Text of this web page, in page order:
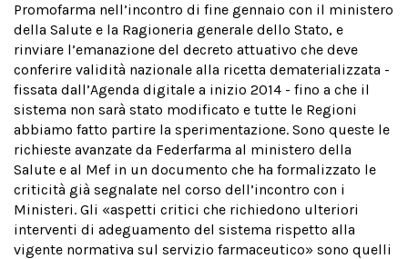
Promofarma nell’incontro di fine gennaio con il ministero
della Salute e la Ragioneria generale dello Stato, e
rinviare l’emanazione del decreto attuativo che deve
conferire validità nazionale alla ricetta dematerializzata -
fissata dall’Agenda digitale a inizio 2014 - fino a che il
sistema non sarà stato modificato e tutte le Regioni
abbiamo fatto partire la sperimentazione. Sono queste le
richieste avanzate da Federfarma al ministero della
Salute e al Mef in un documento che ha formalizzato le
criticità già segnalate nel corso dell’incontro con i
Ministeri. Gli «aspetti critici che richiedono ulteriori
interventi di adeguamento del sistema rispetto alla
vigente normativa sul servizio farmaceutico» sono quelli